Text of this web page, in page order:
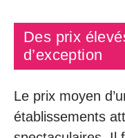
Des prix
d’exception
Le prix moyen
établissements